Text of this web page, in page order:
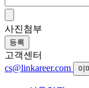
사진첨부
등록
고객센터
cs@linkareer.com
이